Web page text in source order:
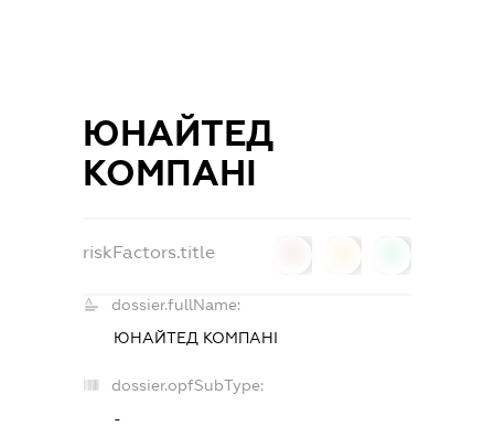
ЮНАЙТЕД
КОМПАНІ
riskFactors.title
dossier.fullName:
ЮНАЙТЕД КОМПАНІ
dossier.opfSubType:
-